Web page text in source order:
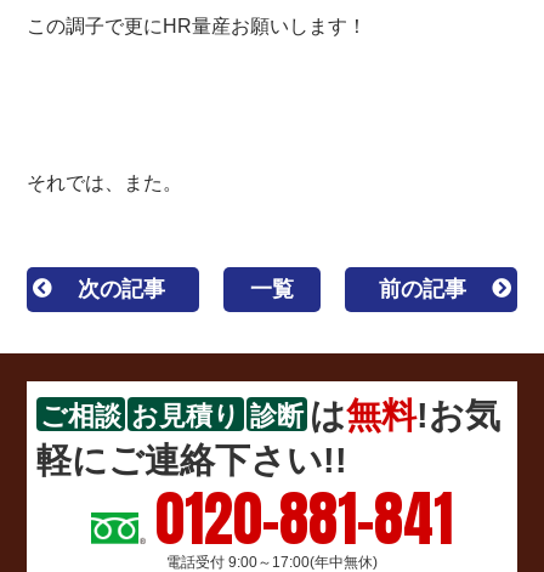
この調子で更にHR量産お願いします！
それでは、また。
次の記事 一覧 前の記事
ご相談 お見積り 診断 は無料!お気
軽にご連絡下さい!!
0120-881-841
電話受付 9:00～17:00(年中無休)